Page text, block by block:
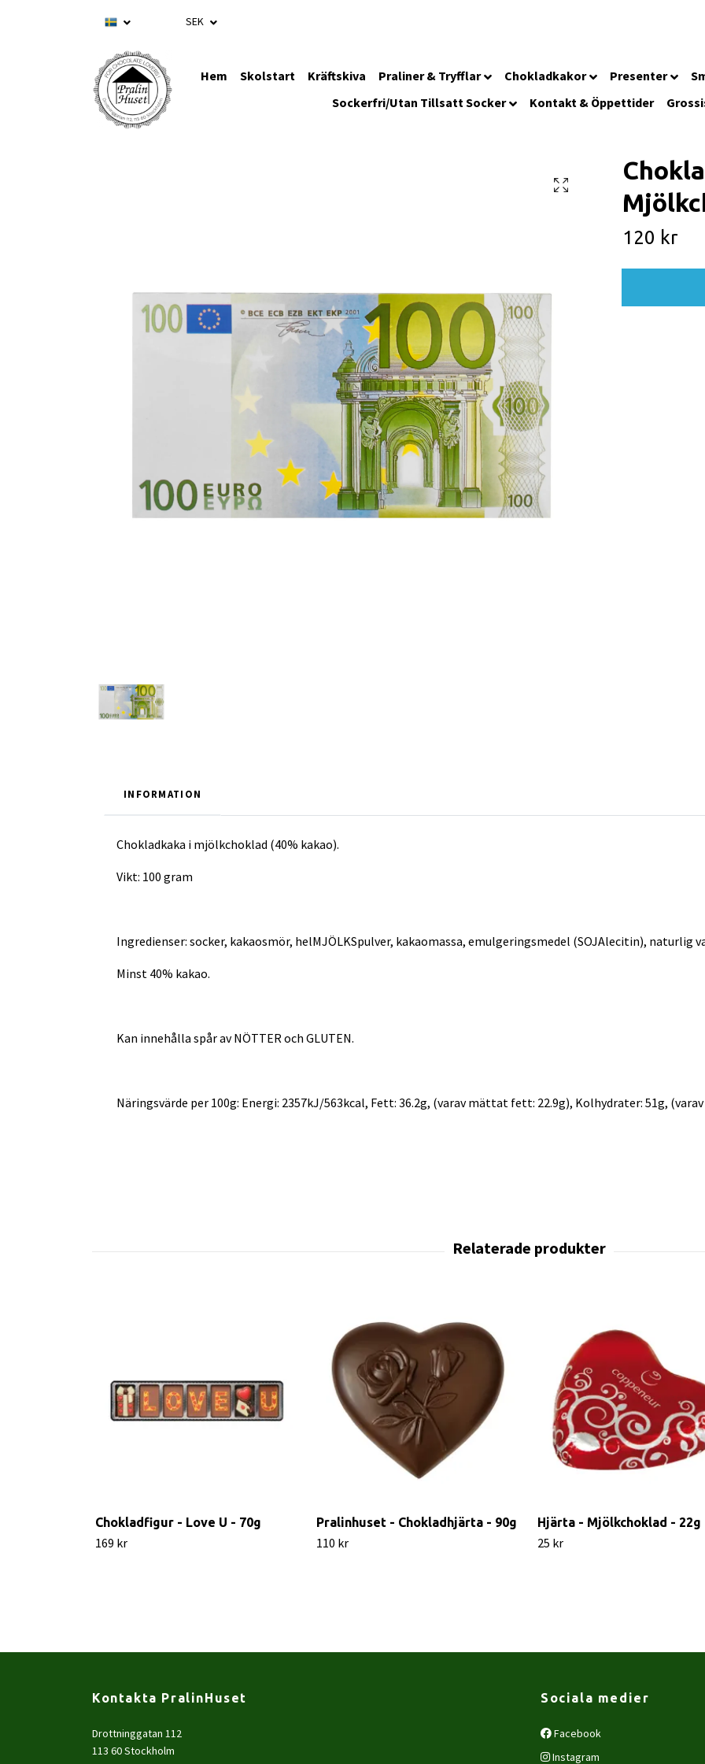
SEK
Hem Skolstart Kräftskiva Praliner & Tryfflar Chokladkakor Presenter
Sockerfri/Utan Tillsatt Socker
Kontakt & Öppettider
120 kr
INFORMATION
Chokladkaka i mjölkchoklad (40% kakao).
Vikt: 100 gram
Ingredienser: socker, kakaosmör, helMJÖLKSpulver, kakaomassa, emulgeringsmedel (SOJAlecitin), naturlig
Minst 40% kakao.
Kan innehålla spår av NÖTTER och GLUTEN.
Näringsvärde per 100g: Energi: 2357kJ/563kcal, Fett: 36.2g, (varav mättat fett: 22.9g), Kolhydrater: 51g,
Chokladfigur - Love U - 70g
169 kr
Pralinhuset - Chokladhjärta - 90g
110 kr
Hjärta - Mjölkchoklad - 22g
25 kr
Kontakta PralinHuset
Drottninggatan 112
113 60 Stockholm
Sociala medier
Facebook
Instagram